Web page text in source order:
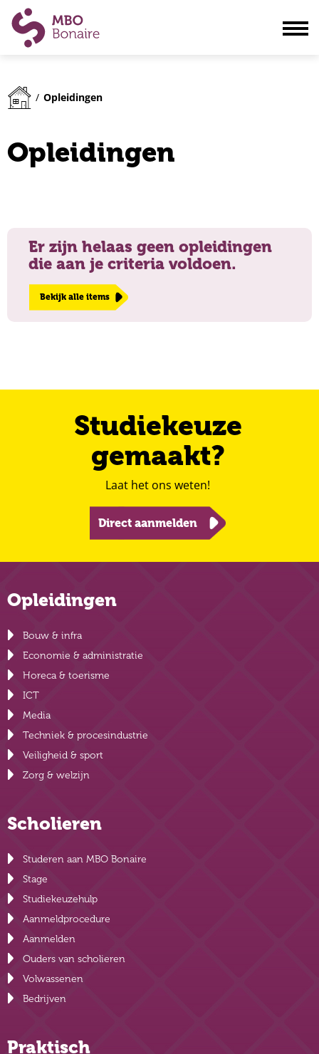
Opleidingen
Scholieren
Bedrijven
Organisatie
/ Opleidingen
Opleidingen
Er zijn helaas geen opleidingen
die aan je criteria voldoen.
Bekijk alle items
Studiekeuze
gemaakt?
Laat het ons weten!
Direct aanmelden
Opleidingen
Bouw & infra
Economie & administratie
Horeca & toerisme
ICT
Media
Techniek & procesindustrie
Veiligheid & sport
Zorg & welzijn
Scholieren
Studeren aan MBO Bonaire
Stage
Studiekeuzehulp
Aanmeldprocedure
Aanmelden
Ouders van scholieren
Volwassenen
Bedrijven
Praktisch